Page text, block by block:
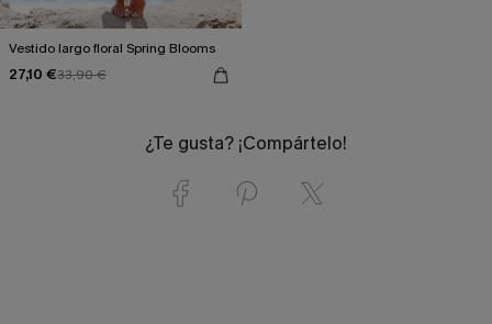
Vestido largo floral Spring Blooms
27,10 €33,90 €
¿Te gusta? ¡Compártelo!